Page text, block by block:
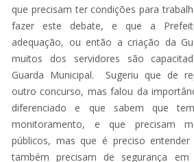
que precisam ter condições para
fazer este debate, e que a
adequação, ou então a criação da
muitos dos servidores são
Guarda Municipal. Sugeriu que de
outro concurso, mas falou da
diferenciado e que sabem que
monitoramento, e que precisam
públicos, mas que é preciso
também precisam de segurança em